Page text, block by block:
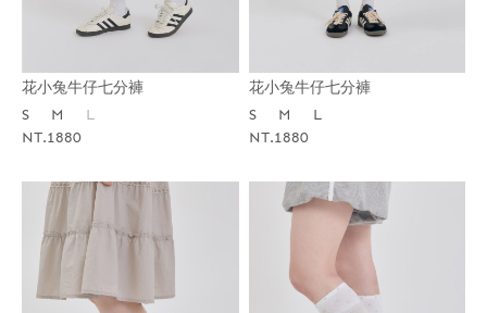
花小兔牛仔七分褲
S
M
L
NT.1880
花小兔牛仔七分褲
S
M
L
NT.1880